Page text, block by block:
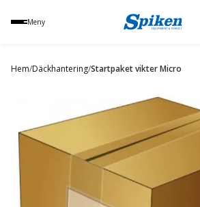
Meny
namn,
varumärke
Hem/Däckhantering/Startpaket vikter Micro